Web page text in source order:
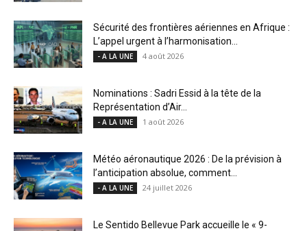
Sécurité des frontières aériennes en Afrique :
L’appel urgent à l’harmonisation...
- A LA UNE 4 août 2026
Nominations : Sadri Essid à la tête de la
Représentation d’Air...
- A LA UNE 1 août 2026
Météo aéronautique 2026 : De la prévision à
l’anticipation absolue, comment...
- A LA UNE 24 juillet 2026
Le Sentido Bellevue Park accueille le « 9-